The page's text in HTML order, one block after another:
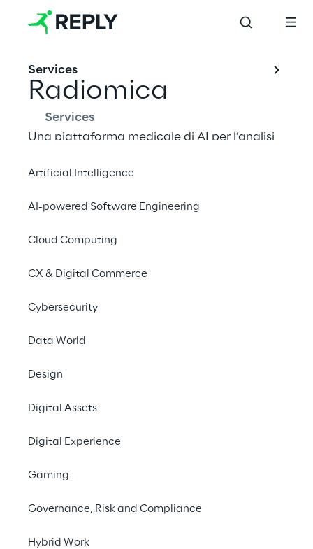
Services
Services
Artificial Intelligence
AI-powered Software Engineering
Cloud Computing
CX & Digital Commerce
Cybersecurity
Data World
Design
Digital Assets
Digital Experience
Gaming
Governance, Risk and Compliance
Hybrid Work
Radiomica
Una piattaforma medicale di AI per l’analisi
combinazione di modelli di Deep Learning e
features rilevanti per l’identificazione delle